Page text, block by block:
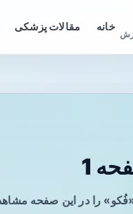
خانه مقالات پزشکی
1
را در این صفحه